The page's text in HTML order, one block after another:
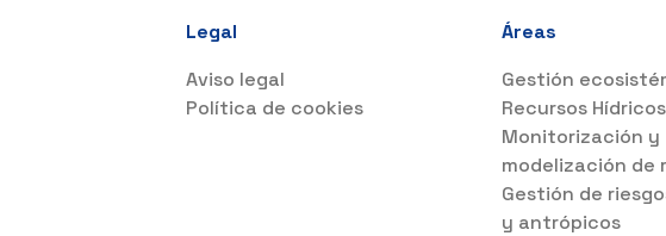
Legal
Aviso legal
Política de cookies
Áreas
Gestión
Recursos Hídricos
Monitorización y
modelización de
Gestión de
y antrópicos